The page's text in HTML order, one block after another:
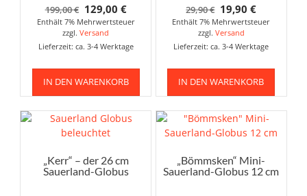
199,00€ Ursprünglicher
Preis
war:
199,00 €
129,00 €Aktueller
Preis
129,00 €.
Enthält 7% Mehrwertsteuer
zzgl.Versand
Lieferzeit: ca. 3-4 Werktage
IN DEN WARENKORB
29,90€ Ursprünglicher
Preis
war:
29,90 €
19,90€Aktueller
Preis
19,90 €.
Enthält 7% Mehrwertsteuer
zzgl. Versand
Lieferzeit: ca. 3-4 Werktage
IN DEN WARENKORB
„Kerr“ – der 26 cm
Sauerland-Globus
„Bömmsken“ Mini-
Sauerland-Globus 12 cm